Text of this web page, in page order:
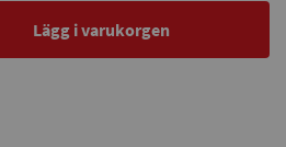
Lägg i varukorgen